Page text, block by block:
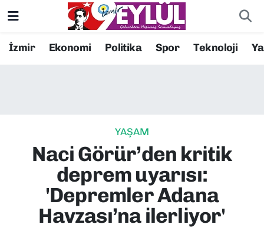
İzmir Ekonomi Politika Spor Teknoloji
YAŞAM
Naci Görür’den kritik
deprem uyarısı:
'Depremler Adana
Havzası’na ilerliyor'
Resmi İlanlar
EKONOMİ
KÜLTÜR SANAT
MAGAZİN
Konak Nöbetçi Eczaneler
Süper Lig Puan Durumu ve Fikstür
Tüm Manşetler
Son Dakika Haberleri
Haber Arşivi